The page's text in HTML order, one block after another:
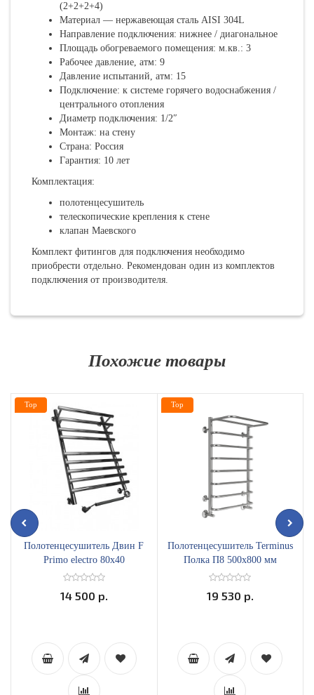
(2+2+2+4)
Материал — нержавеющая сталь AISI 304L
Направление подключения: нижнее / диагональное
Площадь обогреваемого помещения: м.кв.: 3
Рабочее давление, атм: 9
Давление испытаний, атм: 15
Подключение: к системе горячего водоснабжения /
центрального отопления
Диаметр подключения: 1/2″
Монтаж: на стену
Страна: Россия
Гарантия: 10 лет
Комплектация:
полотенцесушитель
телескопические крепления к стене
клапан Маевского
Комплект фитингов для подключения необходимо
приобрести отдельно. Рекомендован один из комплектов
подключения от производителя.
Похожие товары
Полотенцесушитель Двин F
Primo electro 80х40
электрический ТЭН справа
14 500 р.
Top
Полотенцесушитель Terminus
Полка П8 500х800 мм
4670078530295
19 530 р.
Top